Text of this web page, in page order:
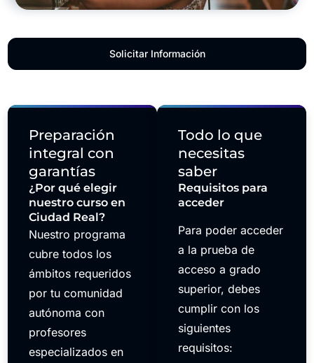
Preparación
integral con
garantías
¿Por qué elegir
nuestro curso en
Ciudad Real?
Nuestro programa
cubre todos los
ámbitos requeridos
por tu comunidad
autónoma con
profesores
especializados en
Todo lo que
necesitas
saber
Requisitos para
acceder
Para poder acceder
a la prueba de
acceso a grado
superior, debes
cumplir con los
siguientes
requisitos:
Solicitar Información